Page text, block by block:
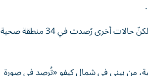
وأشارت منظمة الصحة إلى أن غالبية الإصابات تتركز في إقليم إيتوري (شمال شرق البلاد)، ولكنّ حالات أخرى رُصدت في 34 منطقة صحية